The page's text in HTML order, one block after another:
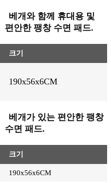
베개와 함께 휴대용 및
편안한 팽창 수면 패드.
크기
190x56x6CM
베개가 있는 편안한 팽창
수면 패드.
크기
190x56x6CM